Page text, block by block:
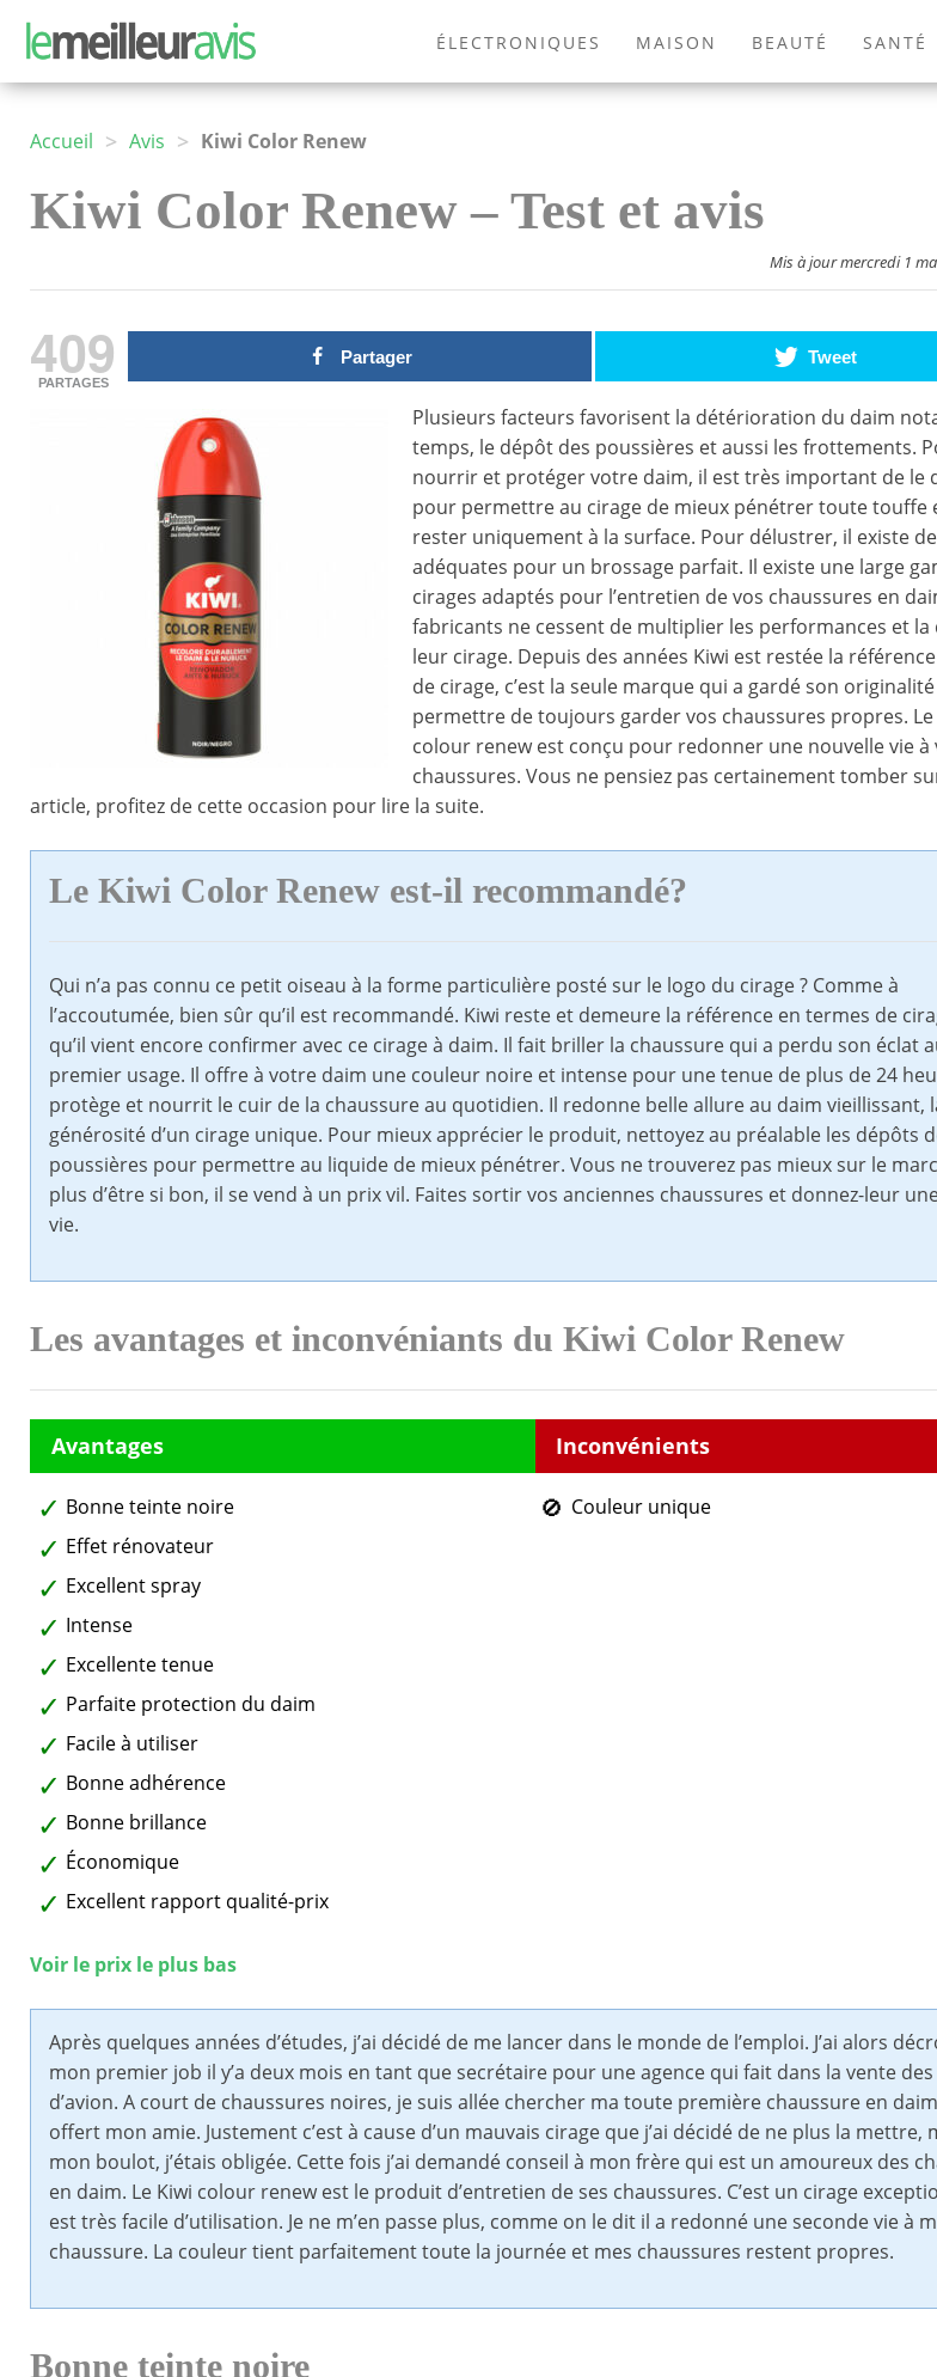
ÉLECTRONIQUES MAISON BEAUTÉ SANTÉ
MODE EXTÉRIEUR ANIMAUX JEUX VIDÉOS
Accueil > Avis > Kiwi Color Renew
Kiwi Color Renew – Test et avis
Mis à jour mercredi 1
409
PARTAGES
Partager Tweet
Plusieurs facteurs favorisent la détérioration du daim
temps, le dépôt des poussières et aussi les frottements.
nourrir et protéger votre daim, il est très important de le
pour permettre au cirage de mieux pénétrer toute touffe
rester uniquement à la surface. Pour délustrer, il existe
adéquates pour un brossage parfait. Il existe une large
cirages adaptés pour l’entretien de vos chaussures en
fabricants ne cessent de multiplier les performances et la
leur cirage. Depuis des années Kiwi est restée la
de cirage, c’est la seule marque qui a gardé son
permettre de toujours garder vos chaussures propres. Le
colour renew est conçu pour redonner une nouvelle vie à
chaussures. Vous ne pensiez pas certainement tomber
article, profitez de cette occasion pour lire la suite.
Le Kiwi Color Renew est-il recommandé?
Qui n’a pas connu ce petit oiseau à la forme particulière posté sur le logo du cirage ? Comme à
l’accoutumée, bien sûr qu’il est recommandé. Kiwi reste et demeure la référence en termes de
qu’il vient encore confirmer avec ce cirage à daim. Il fait briller la chaussure qui a perdu son éclat
premier usage. Il offre à votre daim une couleur noire et intense pour une tenue de plus de 24
protège et nourrit le cuir de la chaussure au quotidien. Il redonne belle allure au daim vieillissant,
générosité d’un cirage unique. Pour mieux apprécier le produit, nettoyez au préalable les dépôts
poussières pour permettre au liquide de mieux pénétrer. Vous ne trouverez pas mieux sur le
plus d’être si bon, il se vend à un prix vil. Faites sortir vos anciennes chaussures et donnez-leur
vie.
Les avantages et inconvéniants du Kiwi Color Renew
Bonne teinte noire
Effet rénovateur
Excellent spray
Intense
Excellente tenue
Parfaite protection du daim
Facile à utiliser
Bonne adhérence
Bonne brillance
Économique
Excellent rapport qualité-prix
Couleur unique
Voir le prix le plus bas
Après quelques années d’études, j’ai décidé de me lancer dans le monde de l’emploi. J’ai alors
mon premier job il y’a deux mois en tant que secrétaire pour une agence qui fait dans la vente
d’avion. A court de chaussures noires, je suis allée chercher ma toute première chaussure en daim
offert mon amie. Justement c’est à cause d’un mauvais cirage que j’ai décidé de ne plus la mettre,
mon boulot, j’étais obligée. Cette fois j’ai demandé conseil à mon frère qui est un amoureux des
en daim. Le Kiwi colour renew est le produit d’entretien de ses chaussures. C’est un cirage
est très facile d’utilisation. Je ne m’en passe plus, comme on le dit il a redonné une seconde vie à
chaussure. La couleur tient parfaitement toute la journée et mes chaussures restent propres.
Bonne teinte noire